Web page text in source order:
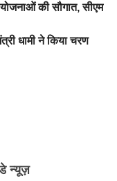
की सौगात, सीएम
धामी ने किया चरण
न्यूज़